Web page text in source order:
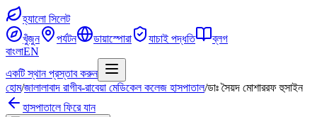
হ্যালো সিলেট
খুঁজুন
পর্যটন ডায়াস্পোরা যাচাই পদ্ধতি
ব্লগ
বাংলাEN
একটি স্থান প্রস্তাব করুন
হোম/জালালাবাদ রাগীব-রাবেয়া মেডিকেল কলেজ হাসপাতাল/ডাঃ সৈয়দ মোশাররফ হুসাইন
হাসপাতালে ফিরে যান